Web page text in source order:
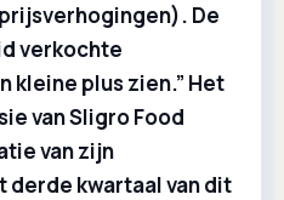
De
verkochte
kleine plus zien.” Het
van Sligro Food
van zijn
kwartaal van dit